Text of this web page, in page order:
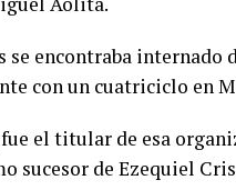
se encontraba internado
con un cuatriciclo en
el titular de esa
sucesor de Ezequiel